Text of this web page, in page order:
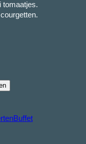
tomaatjes.